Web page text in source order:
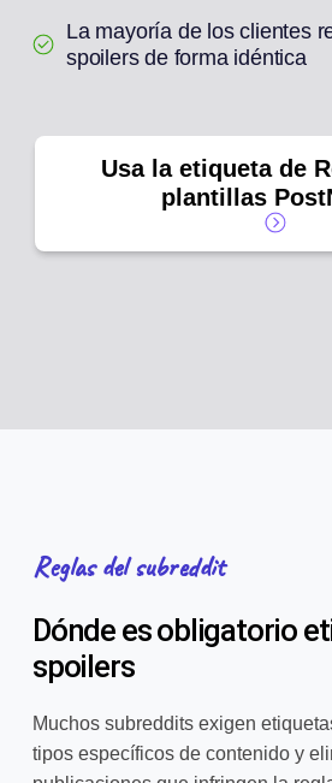
La mayoría de los clientes
spoilers de forma idéntica
Usa la etiqueta de
plantillas
Reglas del subreddit
Dónde es obligatorio
spoilers
Muchos subreddits exigen
tipos específicos de contenido y